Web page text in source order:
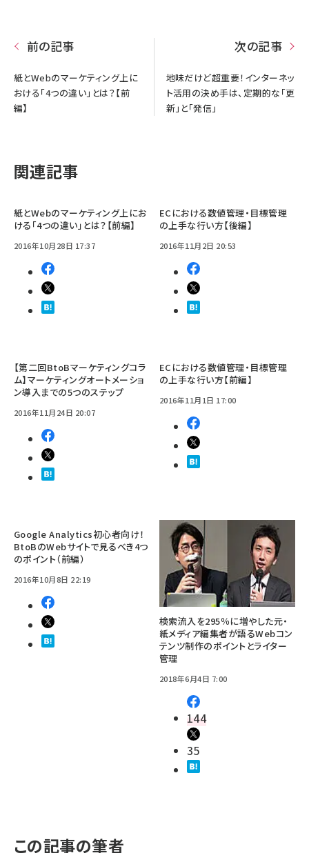
前の記事
紙とWebのマーケティング上に
おける「4つの違い」とは？【前
編】
次の記事
地味だけど超重要！インターネッ
ト活用の決め手は、定期的な「更
新」と「発信」
関連記事
紙とWebのマーケティング上にお
ける「4つの違い」とは？【前編】
2016年10月28日 17:37
ECにおける数値管理・目標管理
の上手な行い方【後編】
2016年11月2日 20:53
【第二回BtoBマーケティングコラ
ム】マーケティングオートメーショ
ン導入までの5つのステップ
2016年11月24日 20:07
ECにおける数値管理・目標管理
の上手な行い方【前編】
2016年11月1日 17:00
Google Analytics初心者向け！
BtoBのWebサイトで見るべき4つ
のポイント（前編）
2016年10月8日 22:19
検索流入を295％に増やした元・
紙メディア編集者が語るWebコン
テンツ制作のポイントとライター
管理
2018年6月4日 7:00
144
35
この記事の筆者